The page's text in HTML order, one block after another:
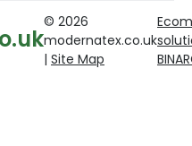
© 2026
modernatex.co.uk
| Site Map